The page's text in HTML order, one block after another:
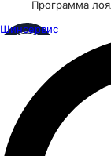
Программа
Шинсервис